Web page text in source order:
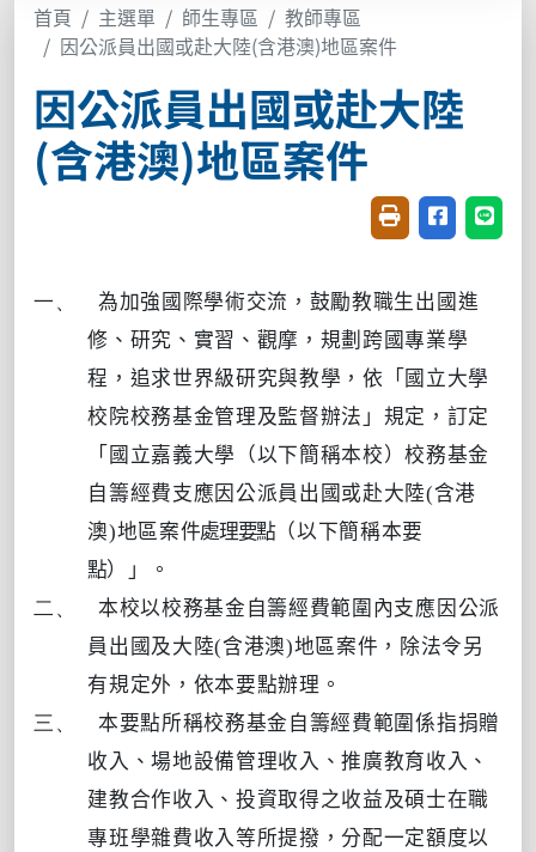
首頁 主選單 師生專區
教師專區
因公派員出國或赴大陸(含港澳)地區案件
因公派員出國或赴大陸
(含港澳)地區案件
友善列印(開新視
分享至臉書
分享
一、
為加強國際學術交流，鼓勵教職生出國進
修、研究、實習、觀摩，規劃跨國專業學
程，追求世界級研究與教學，依「國立大學
校院校務基金管理及監督辦法」規定，訂定
「國立嘉義大學（以下簡稱本校）校務基金
自籌經費支應因公派員出國或赴大陸(含港
澳)地區案件處理要點（以下簡稱本要
點）」。
二、
本校以校務基金自籌經費範圍內支應因公派
員出國及大陸(含港澳)地區案件，除法令另
有規定外，依本要點辦理。
三、
本要點所稱校務基金自籌經費範圍係指捐贈
收入、場地設備管理收入、推廣教育收入、
建教合作收入、投資取得之收益及碩士在職
專班學雜費收入等所提撥，分配一定額度以